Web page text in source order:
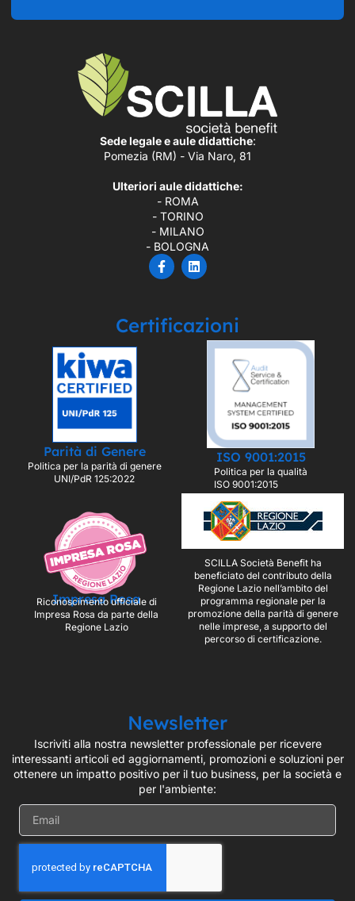
Sede legale e aule didattiche:
Pomezia (RM) - Via Naro, 81
Ulteriori aule didattiche:
- ROMA
- TORINO
- MILANO
- BOLOGNA
Certificazioni
Parità di Genere
Politica per la parità di genere
UNI/PdR 125:2022
ISO 9001:2015
Politica per la qualità
ISO 9001:2015
Impresa Rosa
Riconoscimento ufficiale di
Impresa Rosa da parte della
Regione Lazio
SCILLA Società Benefit ha
beneficiato del contributo della
Regione Lazio nell’ambito del
programma regionale per la
promozione della parità di genere
nelle imprese, a supporto del
percorso di certificazione.
Newsletter
Iscriviti alla nostra newsletter professionale per ricevere
interessanti articoli ed aggiornamenti, promozioni e soluzioni per
ottenere un impatto positivo per il tuo business, per la società e
per l'ambiente: